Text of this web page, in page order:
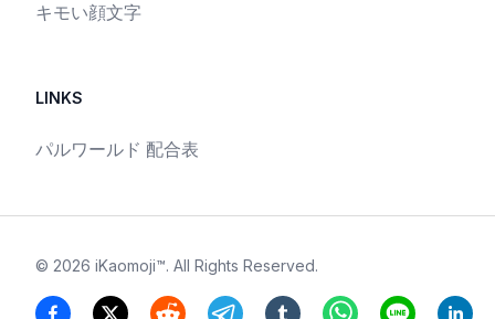
キモい顔文字
LINKS
パルワールド 配合表
© 2026 iKaomoji™. All Rights Reserved.